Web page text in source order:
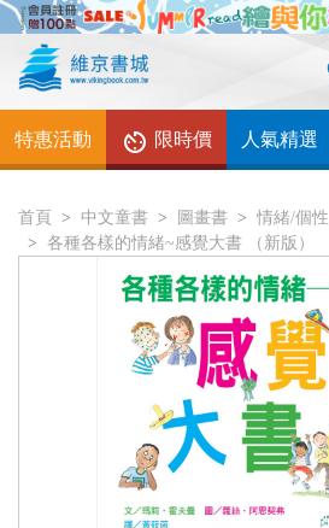
特惠活動 限時價 人氣精選
首頁 中文童書 圖畫書
情緒/個性
各種各樣的情緒~感覺大書 （新版）